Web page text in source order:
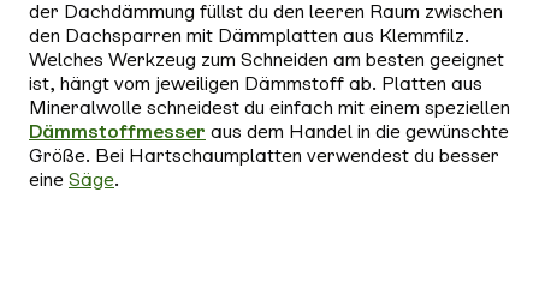
der Dachdämmung füllst du den leeren Raum zwischen
den Dachsparren mit Dämmplatten aus Klemmfilz.
Welches Werkzeug zum Schneiden am besten geeignet
ist, hängt vom jeweiligen Dämmstoff ab. Platten aus
Mineralwolle schneidest du einfach mit einem speziellen
Dämmstoffmesser aus dem Handel in die gewünschte
Größe. Bei Hartschaumplatten verwendest du besser
eine Säge.